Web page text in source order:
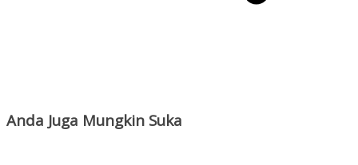
Anda Juga Mungkin Suka